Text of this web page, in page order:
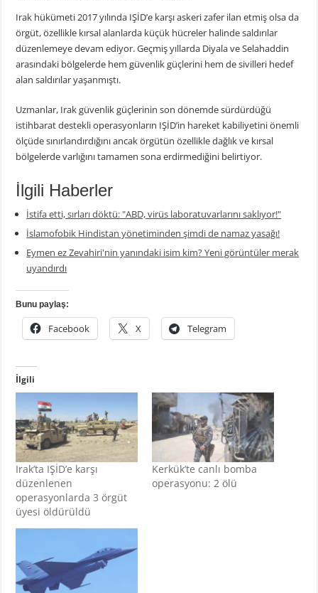
Irak hükümeti 2017 yılında IŞİD’e karşı askeri zafer ilan etmiş olsa da
örgüt, özellikle kırsal alanlarda küçük hücreler halinde saldırılar
düzenlemeye devam ediyor. Geçmiş yıllarda Diyala ve Selahaddin
arasındaki bölgelerde hem güvenlik güçlerini hem de sivilleri hedef
alan saldırılar yaşanmıştı.
Uzmanlar, Irak güvenlik güçlerinin son dönemde sürdürdüğü
istihbarat destekli operasyonların IŞİD’in hareket kabiliyetini önemli
ölçüde sınırlandırdığını ancak örgütün özellikle dağlık ve kırsal
bölgelerde varlığını tamamen sona erdirmediğini belirtiyor.
İlgili Haberler
İstifa etti, sırları döktü: "ABD, virüs laboratuvarlarını saklıyor!"
İslamofobik Hindistan yönetiminden şimdi de namaz yasağı!
Eymen ez Zevahiri'nin yanındaki isim kim? Yeni görüntüler merak
uyandırdı
Bunu paylaş:
Facebook X Telegram
İlgili
Irak’ta IŞİD’e karşı
düzenlenen
operasyonlarda 3 örgüt
üyesi öldürüldü
Kerkük’te canlı bomba
operasyonu: 2 ölü